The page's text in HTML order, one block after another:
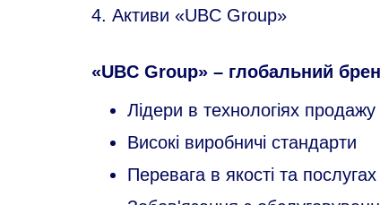
4. Активи «UBC Group»
«UBC Group» – глобальний
Лідери в технологіях продажу
Високі виробничі стандарти
Перевага в якості та послугах